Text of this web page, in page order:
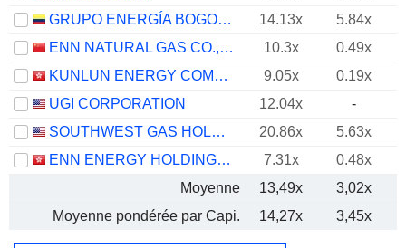
GRUPO ENERGÍA BOGOTÁ S.A. E.S.P.
14.13x 5.84x
ENN NATURAL GAS CO., LTD.
10.3x
0.49x
KUNLUN ENERGY COMPANY LIMITED
9.05x
0.19x
UGI CORPORATION
12.04x
-
SOUTHWEST GAS HOLDINGS, INC.
20.86x 5.63x
ENN ENERGY HOLDINGS LIMITED
7.31x
0.48x
Moyenne
13,49x
3,02x
Moyenne pondérée par Capi.
14,27x 3,45x